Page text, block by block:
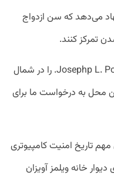
می‌دهد که سن ازدواج
تمرکز کنند.
پاپ پیش از مرگش باغ حیوانات Josephp L. Popp Jr. را در شمال
محل به درخواست ما برای
تاریخ امنیت کامپیوتری
خانه ویلمز آویزان